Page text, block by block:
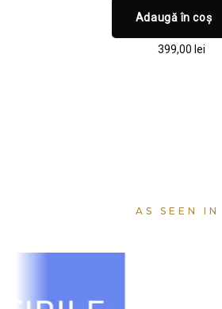
Adaugă în coș
399,00 lei
AS SEEN IN